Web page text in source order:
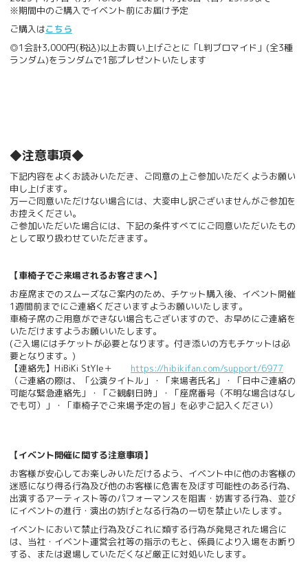
※期間中のご購入でイベント前にお届け予定
ご購入はこちら
◎1会計3,000円(税込)以上お買い上げごとに「L判ブロマイド」(全3種
ランダム)をランダムで1部プレゼントいたします
◆注意事項◆
下記内容をよくお読みいただき、ご同意の上ご参加いただくようお願い
申し上げます。
万一ご同意いただけない場合には、大変申し訳ございませんがご参加を
お控えください。
ご参加いただいた場合には、下記の条件すべてにご同意いただいたもの
として取り扱わせていただきます。
【車椅子でご来場されるお客さまへ】
お座席までのスムーズなご案内のため、チケット購入後、イベント開催
1週間前までにご連絡くださいますようお願いいたします。
車椅子席のご用意ができない場合もございますので、お早めにご連絡を
いただけますようお願いいたします。
(ご入場にはチケットが必要となります。付き添いの方もチケットは必
要となります。)
【連絡先】HiBiKi StYle＋ https://hibikifan.com/support/6977
（ご連絡の際は、「公演タイトル」・「来場者氏名」・「日中ご連絡の
可能な緊急連絡先」・「ご観劇日時」・「座席番号（不明な場合はなし
でも可）」・「車椅子でご来場予定の旨」を必ずご記入ください）
【イベント開催に関する注意事項】
お客様が安心してお楽しみいただけるよう、イベント中に他のお客様の
迷惑になり得る行為及び他のお客様に危害を及ぼす可能性のある行為、
出演するアーティスト等のパフォーマンスを阻害・妨害する行為、並び
にイベントの進行・演出の妨げとなる行為の一切を禁止いたします。
イベントにおいて禁止行為及びこれに類する行為が発見された場合に
は、当社・イベント運営会社等の指示のもと、係員により入場をお断り
する、または退場していただくなど厳正に対処いたします。